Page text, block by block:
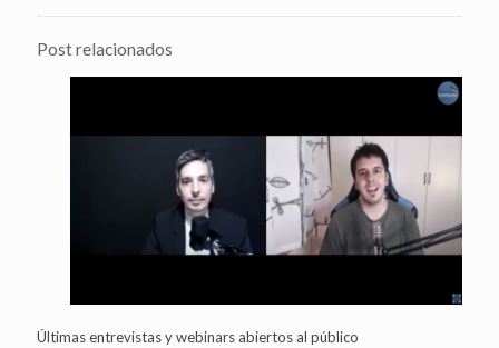
Post relacionados
Últimas entrevistas y webinars abiertos al público